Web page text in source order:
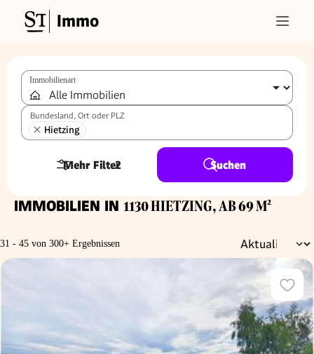
Immo
Immobilienart
Bundesland, Ort oder PLZ
Hietzing
Mehr Filter
2 Suchen
IMMOBILIEN IN 1130 HIETZING, AB 69 M²
31 - 45 von 300+ Ergebnissen